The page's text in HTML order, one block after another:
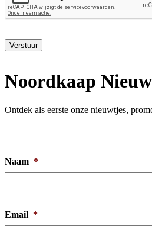
Verstuur
Noordkaap
Ontdek als eerste onze nieuwtjes,
Naam *
Email *